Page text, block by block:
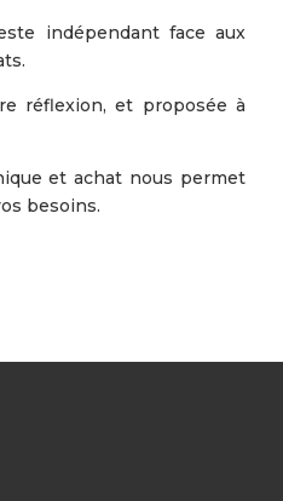
indépendant face aux
réflexion, et proposée à
et achat nous permet
besoins.